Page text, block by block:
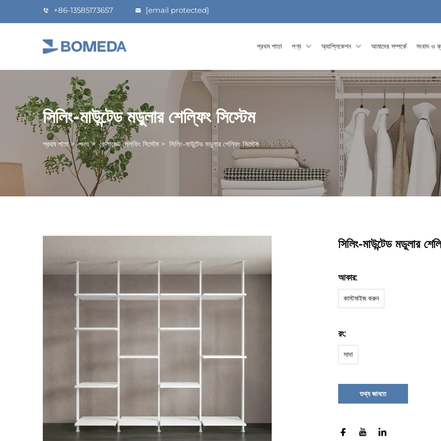
+86-13585173657 [email protected]
প্রথম পাতা পণ্য অ্যাপ্লিকেশন আমাদের সম্পর্কে সংবাদ ও
সিলিং-মাউন্টেড মডুলার শেল্ফিং সিস্টেম
প্রথম পাতা>পণ্য>ক্লোজেট শেলফিং সিস্টেম > সিলিং-মাউন্টেড মডুলার শেল্ফিং সিস্টেম
সিলিং-মাউন্টেড মডুলার
আকার:
কাস্টমাইজ করুন
রং:
সাদা
তথ্য জানতে